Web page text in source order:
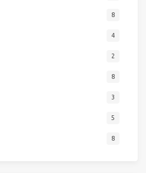
8
4
2
8
3
5
8